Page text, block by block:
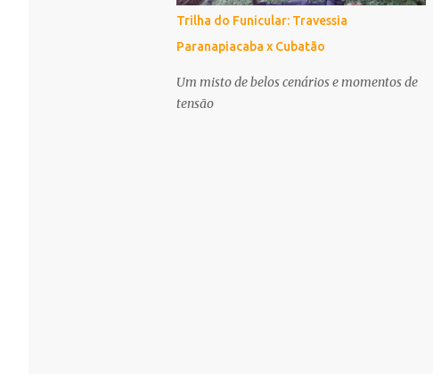
Trilha do Funicular: Travessia
Paranapiacaba x Cubatão
Um misto de belos cenários e momentos de
tensão